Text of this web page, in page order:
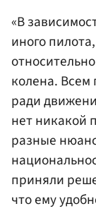
«В
иного
колена. Всем
ради
нет никакой
разные
приняли
что ему